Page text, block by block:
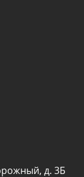
д. 3Б